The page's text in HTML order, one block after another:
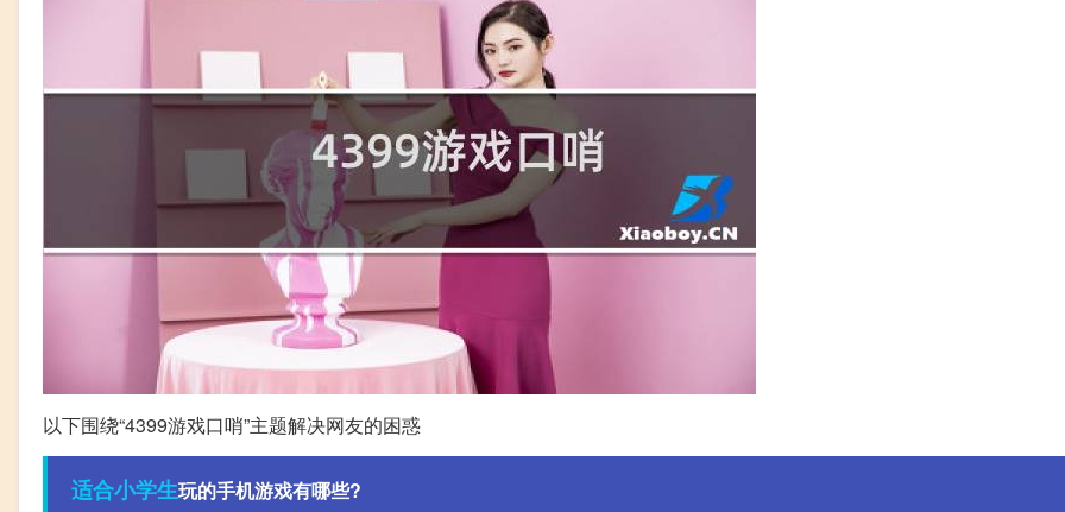
以下围绕“4399游戏口哨”主题解决网友的困惑
适合小学生玩的手机游戏有哪些?